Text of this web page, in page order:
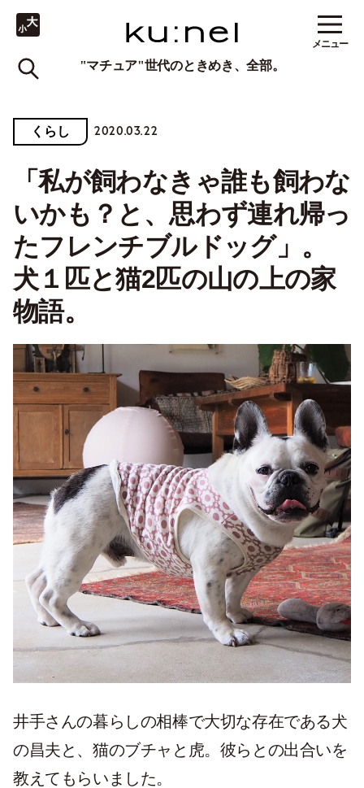
"マチュア"世代のときめき、全部。
メニュー
くらし 2020.03.22
「私が飼わなきゃ誰も飼わな
いかも？と、思わず連れ帰っ
たフレンチブルドッグ」。
犬１匹と猫2匹の山の上の家
物語。
井手さんの暮らしの相棒で大切な存在である犬
の昌夫と、猫のブチャと虎。彼らとの出合いを
教えてもらいました。